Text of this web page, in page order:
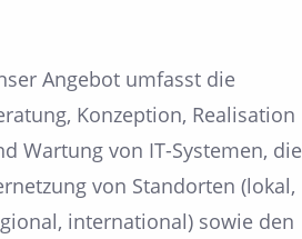
Angebot umfasst die
Konzeption, Realisation
Wartung von IT-Systemen, die
von Standorten (lokal,
international) sowie den